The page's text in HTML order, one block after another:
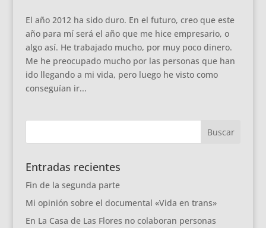
El año 2012 ha sido duro. En el futuro, creo que este
año para mí será el año que me hice empresario, o
algo así. He trabajado mucho, por muy poco dinero.
Me he preocupado mucho por las personas que han
ido llegando a mi vida, pero luego he visto como
conseguían ir...
Entradas recientes
Fin de la segunda parte
Mi opinión sobre el documental «Vida en trans»
En La Casa de Las Flores no colaboran personas